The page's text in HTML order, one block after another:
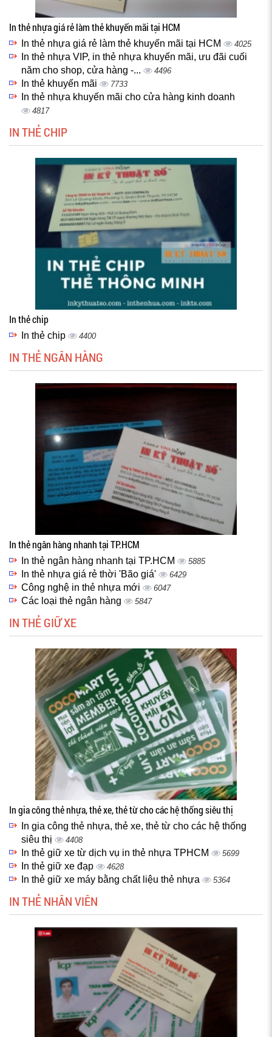
In thẻ nhựa giá rẻ làm thẻ khuyến mãi tại HCM
In thẻ nhựa giá rẻ làm thẻ khuyến mãi tại HCM 4025
In thẻ nhựa VIP, in thẻ nhựa khuyến mãi, ưu đãi cuối
năm cho shop, cửa hàng -...
4496
In thẻ khuyến mãi 7733
In thẻ nhựa khuyến mãi cho cửa hàng kinh doanh
4817
IN THẺ CHIP
In thẻ chip
In thẻ chip 4400
IN THẺ NGÂN HÀNG
In thẻ ngân hàng nhanh tại TP.HCM
In thẻ ngân hàng nhanh tại TP.HCM 5885
In thẻ nhựa giá rẻ thời 'Bão giá' 6429
Công nghệ in thẻ nhựa mới 6047
Các loại thẻ ngân hàng 5847
IN THẺ GIỮ XE
In gia công thẻ nhựa, thẻ xe, thẻ từ cho các hệ thống siêu thị
In gia công thẻ nhựa, thẻ xe, thẻ từ cho các hệ thống
siêu thị
4408
In thẻ giữ xe từ dịch vụ in thẻ nhựa TPHCM 5699
In thẻ giữ xe đạp 4628
In thẻ giữ xe máy bằng chất liệu thẻ nhựa 5364
IN THẺ NHÂN VIÊN